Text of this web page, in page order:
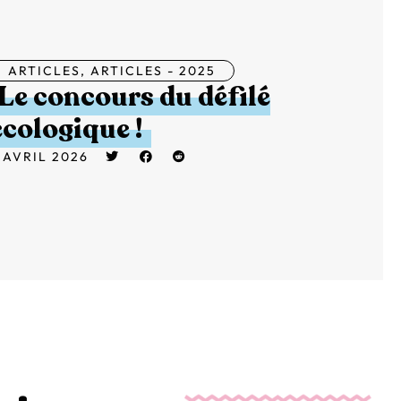
ARTICLES, ARTICLES - 2025
concours du défilé
!
2026